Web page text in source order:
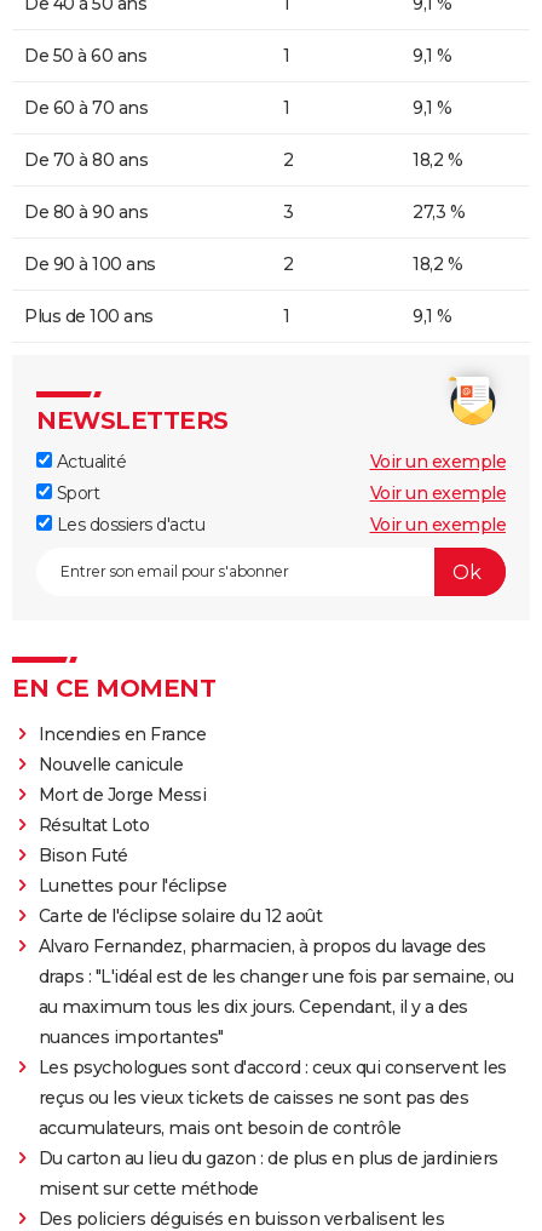
De 50 à 60 ans 1 9,1 %
De 60 à 70 ans 1 9,1 %
De 70 à 80 ans 2 18,2 %
De 80 à 90 ans 3 27,3 %
De 90 à 100 ans 2 18,2 %
Plus de 100 ans 1 9,1 %
NEWSLETTERS
Actualité
Voir un exemple
Sport
Voir un exemple
Les dossiers d'actu
Voir un exemple
EN CE MOMENT
Incendies en France
Nouvelle canicule
Mort de Jorge Messi
Résultat Loto
Bison Futé
Lunettes pour l'éclipse
Carte de l'éclipse solaire du 12 août
Alvaro Fernandez, pharmacien, à propos du lavage des
draps : "L'idéal est de les changer une fois par semaine, ou
au maximum tous les dix jours. Cependant, il y a des
nuances importantes"
Les psychologues sont d'accord : ceux qui conservent les
reçus ou les vieux tickets de caisses ne sont pas des
accumulateurs, mais ont besoin de contrôle
Du carton au lieu du gazon : de plus en plus de jardiniers
misent sur cette méthode
Des policiers déguisés en buisson verbalisent les